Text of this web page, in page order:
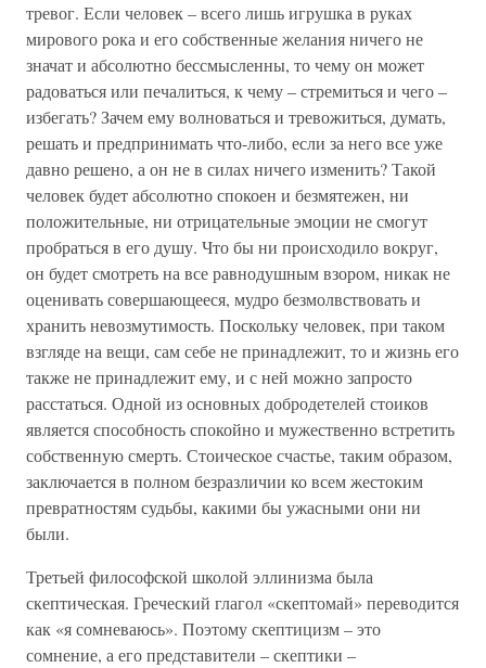
тревог. Если человек – всего лишь игрушка в руках
мирового рока и его собственные желания ничего не
значат и абсолютно бессмысленны, то чему он может
радоваться или печалиться, к чему – стремиться и чего –
избегать? Зачем ему волноваться и тревожиться, думать,
решать и предпринимать что-либо, если за него все уже
давно решено, а он не в силах ничего изменить? Такой
человек будет абсолютно спокоен и безмятежен, ни
положительные, ни отрицательные эмоции не смогут
пробраться в его душу. Что бы ни происходило вокруг,
он будет смотреть на все равнодушным взором, никак не
оценивать совершающееся, мудро безмолвствовать и
хранить невозмутимость. Поскольку человек, при таком
взгляде на вещи, сам себе не принадлежит, то и жизнь его
также не принадлежит ему, и с ней можно запросто
расстаться. Одной из основных добродетелей стоиков
является способность спокойно и мужественно встретить
собственную смерть. Стоическое счастье, таким образом,
заключается в полном безразличии ко всем жестоким
превратностям судьбы, какими бы ужасными они ни
были.
Третьей философской школой эллинизма была
скептическая. Греческий глагол «скептомай» переводится
как «я сомневаюсь». Поэтому скептицизм – это
сомнение, а его представители – скептики –